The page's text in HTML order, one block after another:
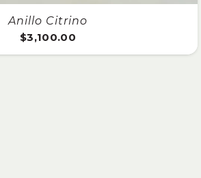
Anillo Citrino
$3,100.00